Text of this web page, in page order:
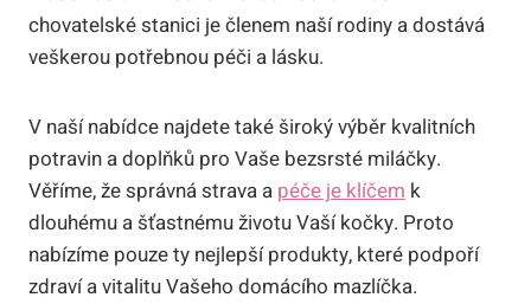
chovatelské stanici ⁢je členem naší rodiny a dostává​
veškerou potřebnou péči ‍a lásku.
V naší nabídce najdete také široký výběr kvalitních
potravin a doplňků pro Vaše bezsrsté miláčky.
Věříme, že‍ správná strava a péče je klíčem k
‌dlouhému a šťastnému‍ životu ⁤Vaší kočky. Proto
nabízíme pouze ty​ nejlepší produkty, které podpoří
zdraví a⁢ vitalitu Vašeho domácího mazlíčka.